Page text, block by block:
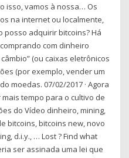
isso, vamos à nossa… Os
na internet ou localmente,
posso adquirir bitcoins? Há
com dinheiro
(ou caixas eletrônicos
(por exemplo, vender um
moedas. 07/02/2017 · Agora
tempo para o cultivo de
do Vídeo dinheiro, mining,
bitcoins, bitcoins new, novo
d.i.y., … Lost ? Find what
ser assinada uma lei que